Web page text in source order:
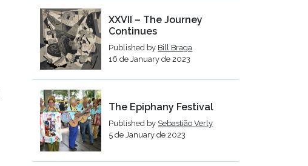
XXVII – The Journey
Continues
Published by Bill Braga
16 de January de 2023
The Epiphany Festival
Published by Sebastião Verly
5 de January de 2023